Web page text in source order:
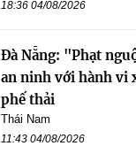
18:36 04/08/2026
Đà Nẵng: "Phạt
an ninh với hành vi
phế thải
Thái Nam
11:43 04/08/2026